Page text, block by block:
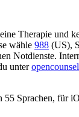
Therapie und
wähle 988 (US),
Notdienste.
unter
Sprachen, für